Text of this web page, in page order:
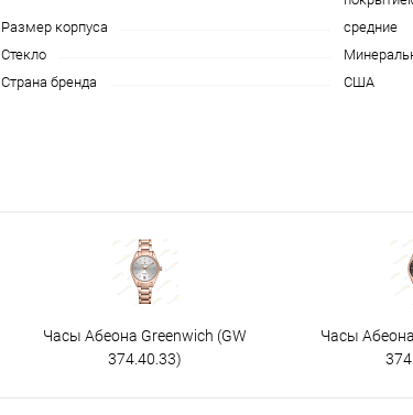
Размер корпуса
средние
Стекло
Страна бренда
США
Часы Абеона Greenwich (GW
374.40.33)
Часы